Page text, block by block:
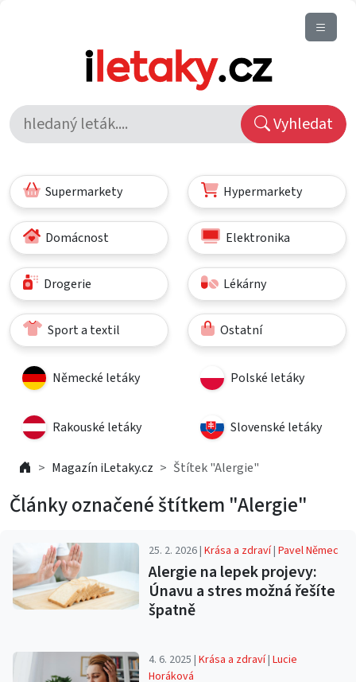
Vyhledat
Supermarkety Hypermarkety
Domácnost Elektronika
Drogerie Lékárny
Sport a textil Ostatní
Německé letáky Polské letáky
Rakouské letáky Slovenské letáky
Magazín iLetaky.cz Štítek "Alergie"
Články označené štítkem "Alergie"
25. 2. 2026 |Krása a zdraví|Pavel Němec
Alergie na lepek projevy:
Únavu a stres možná řešíte
špatně
4. 6. 2025 |Krása a zdraví|Lucie
Horáková